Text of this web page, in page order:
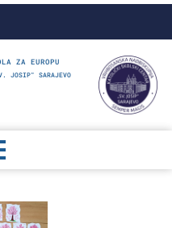
ZA EUROPU
JOSIP" SARAJEVO